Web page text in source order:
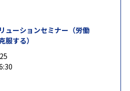
ューションセミナー（労働
服する）